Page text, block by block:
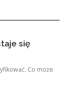
się
Co może